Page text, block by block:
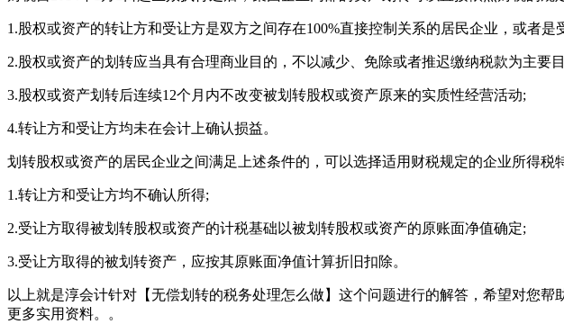
1.股权或资产的转让方和受让方是双方之间存在100%直接控制关系的居民企业，或者
2.股权或资产的划转应当具有合理商业目的，不以减少、免除或者推迟缴纳税款为主要
3.股权或资产划转后连续12个月内不改变被划转股权或资产原来的实质性经营活动;
4.转让方和受让方均未在会计上确认损益。
划转股权或资产的居民企业之间满足上述条件的，可以选择适用财税规定的企业所得税
1.转让方和受让方均不确认所得;
2.受让方取得被划转股权或资产的计税基础以被划转股权或资产的原账面净值确定;
3.受让方取得的被划转资产，应按其原账面净值计算折旧扣除。
以上就是淳会计针对【无偿划转的税务处理怎么做】这个问题进行的解答，希望对您
更多实用资料。。